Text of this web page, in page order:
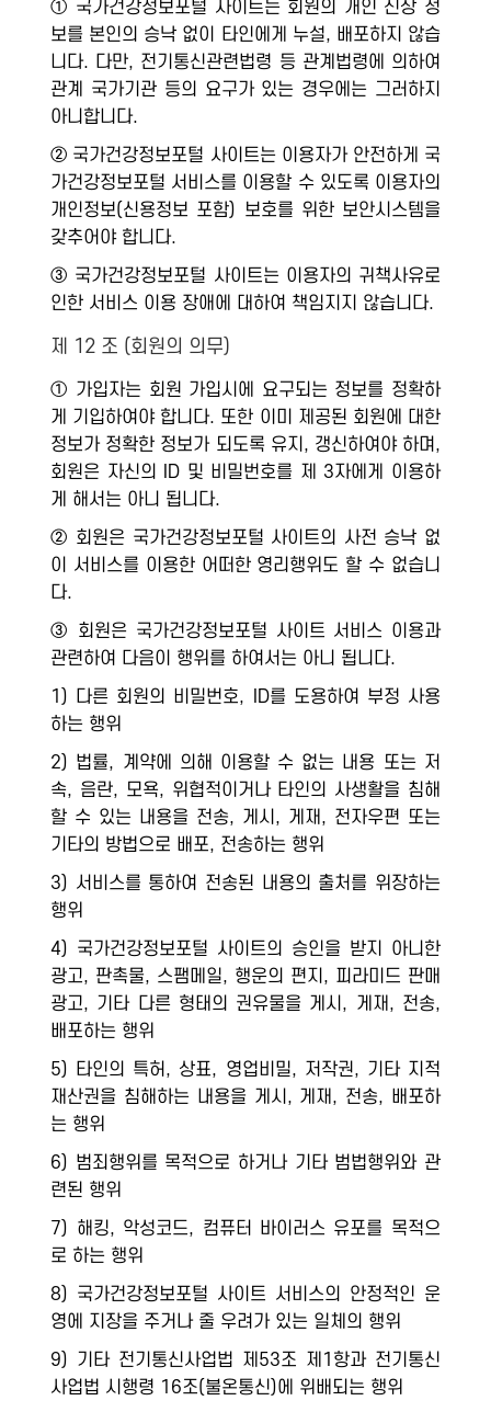
① 국가건강정보포털 사이트는 회원의 개인 신상 정
보를 본인의 승낙 없이 타인에게 누설, 배포하지 않습
니다. 다만, 전기통신관련법령 등 관계법령에 의하여
관계 국가기관 등의 요구가 있는 경우에는 그러하지
아니합니다.
② 국가건강정보포털 사이트는 이용자가 안전하게 국
가건강정보포털 서비스를 이용할 수 있도록 이용자의
개인정보(신용정보 포함) 보호를 위한 보안시스템을
갖추어야 합니다.
③ 국가건강정보포털 사이트는 이용자의 귀책사유로
인한 서비스 이용 장애에 대하여 책임지지 않습니다.
제 12 조 (회원의 의무)
① 가입자는 회원 가입시에 요구되는 정보를 정확하
게 기입하여야 합니다. 또한 이미 제공된 회원에 대한
정보가 정확한 정보가 되도록 유지, 갱신하여야 하며,
회원은 자신의 ID 및 비밀번호를 제 3자에게 이용하
게 해서는 아니 됩니다.
② 회원은 국가건강정보포털 사이트의 사전 승낙 없
이 서비스를 이용한 어떠한 영리행위도 할 수 없습니
다.
③ 회원은 국가건강정보포털 사이트 서비스 이용과
관련하여 다음이 행위를 하여서는 아니 됩니다.
1) 다른 회원의 비밀번호, ID를 도용하여 부정 사용
하는 행위
2) 법률, 계약에 의해 이용할 수 없는 내용 또는 저
속, 음란, 모욕, 위협적이거나 타인의 사생활을 침해
할 수 있는 내용을 전송, 게시, 게재, 전자우편 또는
기타의 방법으로 배포, 전송하는 행위
3) 서비스를 통하여 전송된 내용의 출처를 위장하는
행위
4) 국가건강정보포털 사이트의 승인을 받지 아니한
광고, 판촉물, 스팸메일, 행운의 편지, 피라미드 판매
광고, 기타 다른 형태의 권유물을 게시, 게재, 전송,
배포하는 행위
5) 타인의 특허, 상표, 영업비밀, 저작권, 기타 지적
재산권을 침해하는 내용을 게시, 게재, 전송, 배포하
는 행위
6) 범죄행위를 목적으로 하거나 기타 범법행위와 관
련된 행위
7) 해킹, 악성코드, 컴퓨터 바이러스 유포를 목적으
로 하는 행위
8) 국가건강정보포털 사이트 서비스의 안정적인 운
영에 지장을 주거나 줄 우려가 있는 일체의 행위
9) 기타 전기통신사업법 제53조 제1항과 전기통신
사업법 시행령 16조(불온통신)에 위배되는 행위